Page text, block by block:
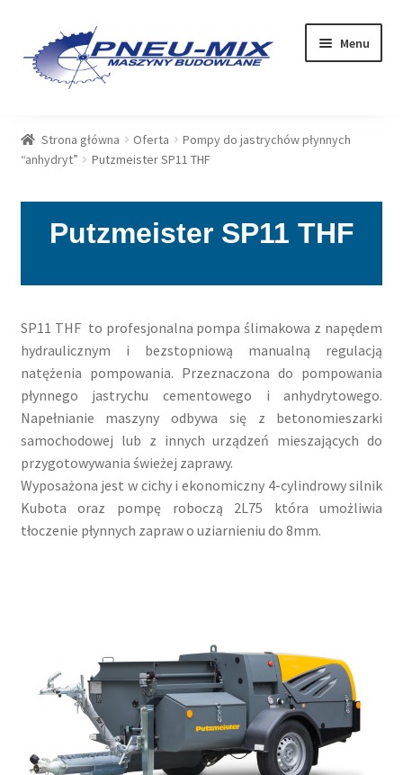
Przejdź
do
nawigacji
Przejdź
do
treści
Menu
USŁUGI
menu
BLOG
KONTAKT
Strona główna Oferta
Pompy do jastrychów płynnych
“anhydryt”
Putzmeister SP11 THF
Putzmeister SP11 THF
SP11 THF to profesjonalna pompa ślimakowa z napędem
hydraulicznym i bezstopniową manualną regulacją
natężenia pompowania. Przeznaczona do pompowania
płynnego jastrychu cementowego i anhydrytowego.
Napełnianie maszyny odbywa się z betonomieszarki
samochodowej lub z innych urządzeń mieszających do
przygotowywania świeżej zaprawy.
Wyposażona jest w cichy i ekonomiczny 4-cylindrowy silnik
Kubota oraz pompę roboczą 2L75 która umożliwia
tłoczenie płynnych zapraw o uziarnieniu do 8mm.